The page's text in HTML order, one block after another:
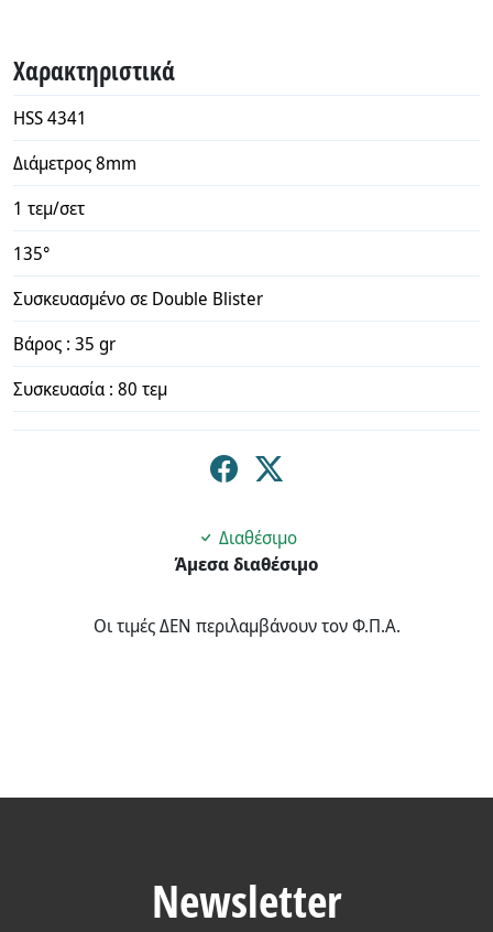
Χαρακτηριστικά
HSS 4341
Διάμετρος 8mm
1 τεμ/σετ
135°
Συσκευασμένο σε Double Blister
Βάρος : 35 gr
Συσκευασία : 80 τεμ
Διαθέσιμο
Άμεσα διαθέσιμο
Οι τιμές ΔΕΝ περιλαμβάνουν τον Φ.Π.Α.
Newsletter